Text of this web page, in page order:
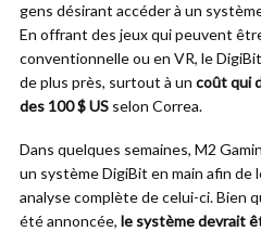
gens désirant accéder à un
En offrant des jeux qui peuvent
conventionnelle ou en VR, le
de plus près, surtout à un coût qui
des 100 $ US selon Correa.
Dans quelques semaines, M2
un système DigiBit en main afin
analyse complète de celui-ci. Bien
été annoncée, le système devrait